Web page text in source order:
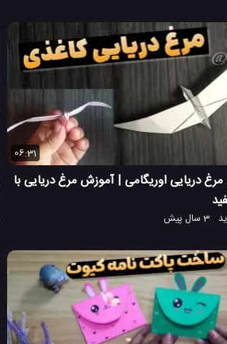
06:31
دریایی اوریگامی | آموزش مرغ دریایی با
3 سال پیش